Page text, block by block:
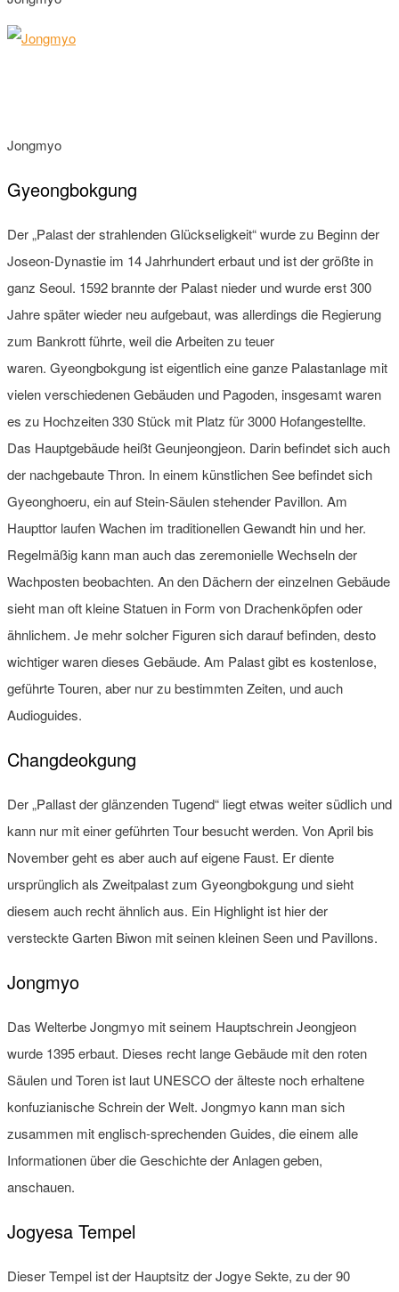
Jongmyo
Gyeongbokgung
Der „Palast der strahlenden Glückseligkeit“ wurde zu Beginn der
Joseon-Dynastie im 14 Jahrhundert erbaut und ist der größte in
ganz Seoul. 1592 brannte der Palast nieder und wurde erst 300
Jahre später wieder neu aufgebaut, was allerdings die Regierung
zum Bankrott führte, weil die Arbeiten zu teuer
waren. Gyeongbokgung ist eigentlich eine ganze Palastanlage mit
vielen verschiedenen Gebäuden und Pagoden, insgesamt waren
es zu Hochzeiten 330 Stück mit Platz für 3000 Hofangestellte.
Das Hauptgebäude heißt Geunjeongjeon. Darin befindet sich auch
der nachgebaute Thron. In einem künstlichen See befindet sich
Gyeonghoeru, ein auf Stein-Säulen stehender Pavillon. Am
Haupttor laufen Wachen im traditionellen Gewandt hin und her.
Regelmäßig kann man auch das zeremonielle Wechseln der
Wachposten beobachten. An den Dächern der einzelnen Gebäude
sieht man oft kleine Statuen in Form von Drachenköpfen oder
ähnlichem. Je mehr solcher Figuren sich darauf befinden, desto
wichtiger waren dieses Gebäude. Am Palast gibt es kostenlose,
geführte Touren, aber nur zu bestimmten Zeiten, und auch
Audioguides.
Changdeokgung
Der „Pallast der glänzenden Tugend“ liegt etwas weiter südlich und
kann nur mit einer geführten Tour besucht werden. Von April bis
November geht es aber auch auf eigene Faust. Er diente
ursprünglich als Zweitpalast zum Gyeongbokgung und sieht
diesem auch recht ähnlich aus. Ein Highlight ist hier der
versteckte Garten Biwon mit seinen kleinen Seen und Pavillons.
Jongmyo
Das Welterbe Jongmyo mit seinem Hauptschrein Jeongjeon
wurde 1395 erbaut. Dieses recht lange Gebäude mit den roten
Säulen und Toren ist laut UNESCO der älteste noch erhaltene
konfuzianische Schrein der Welt. Jongmyo kann man sich
zusammen mit englisch-sprechenden Guides, die einem alle
Informationen über die Geschichte der Anlagen geben,
anschauen.
Jogyesa Tempel
Dieser Tempel ist der Hauptsitz der Jogye Sekte, zu der 90